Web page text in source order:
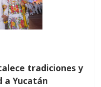
tradiciones y
a Yucatán